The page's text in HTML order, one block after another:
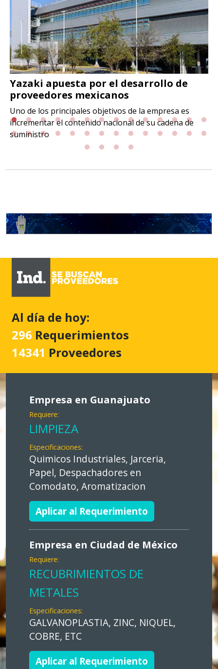
Yazaki apuesta por el desarrollo de
proveedores mexicanos
Uno de los principales objetivos de la empresa es
incrementar el contenido nacional de su cadena de
suministro
Al día de hoy:
296 Requerimientos
14341 Proveedores
Empresa en Guanajuato
Requiere:
LIMPIEZA
Especificaciones:
Quimicos Industriales, Jarceria,
Papel, Despachadores en
Comodato, Aromatizacion
Aplicar al Requerimiento
Empresa en Ciudad de México
Requiere:
RECUBRIMIENTOS DE
METALES
Especificaciones:
GALVANOPLASTIA, ZINC, NIQUEL,
COBRE, ETC
Aplicar al Requerimiento